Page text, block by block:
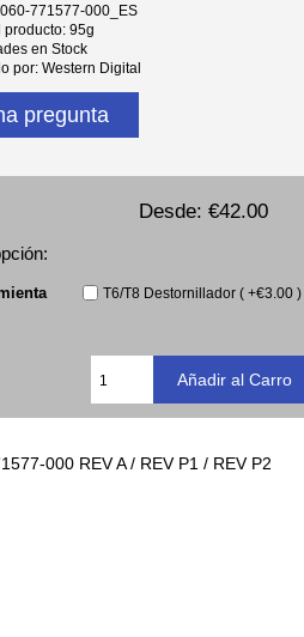
771577-000_ES
producto: 95g
en Stock
por: Western Digital
pregunta
Desde:€42.00
T6/T8 Destornillador ( +€3.00 )
000 REV A / REV P1 / REV P2